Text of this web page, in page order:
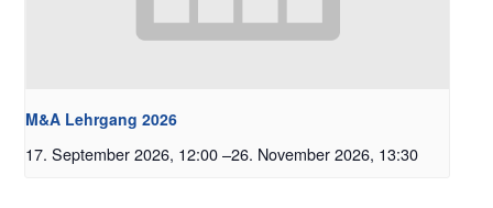
M&A Lehrgang 2026
17. September 2026, 12:00 –26. November 2026, 13:30